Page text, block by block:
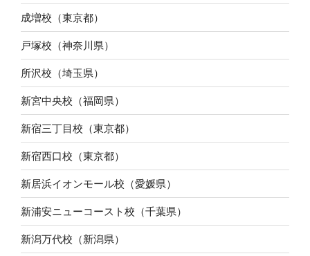
成増校（東京都）
戸塚校（神奈川県）
所沢校（埼玉県）
新宮中央校（福岡県）
新宿三丁目校（東京都）
新宿西口校（東京都）
新居浜イオンモール校（愛媛県）
新浦安ニューコースト校（千葉県）
新潟万代校（新潟県）